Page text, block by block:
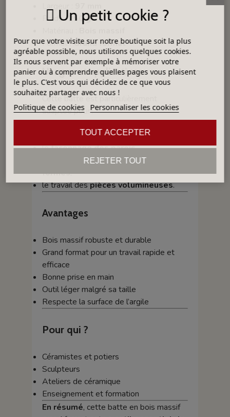
Poids :250 g
Format :Grand format
Usages et applications
Cette batte est particulièrement
adaptée pour :
lemodelage à la main,
montage aux colombins,
lefaçonnage des parois,
déformation contrôlée des
formes,
le travail despièces volumineuses.
Avantages
Bois massif robuste et durable
Grand format pour un travail rapide et
efficace
Bonne prise en main
Outil léger malgré sa taille
Respecte la surface de l’argile
Pour qui ?
Céramistes et potiers
Sculpteurs
Ateliers de céramique
Enseignement et formation
En résumé, cette batte en bois massif
Un petit cookie ?
Pour que votre visite sur notre boutique soit la plus
agréable possible, nous utilisons quelques cookies.
Ils nous servent par exemple à mémoriser votre
panier ou à comprendre quelles pages vous plaisent
le plus. C'est vous qui décidez de ce que vous
souhaitez partager avec nous !
Politique de cookies Personnaliser les cookies
REJETER TOUT
TOUT ACCEPTER